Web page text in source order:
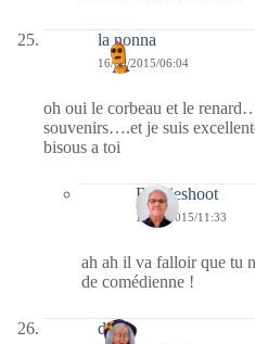
la nonna
16/09/2015/06:04
oh oui le corbeau et le
souvenirs….et je suis
bisous a toi
Bernieshoot
16/09/2015/11:33
ah ah il va falloir que tu
de comédienne !
dom